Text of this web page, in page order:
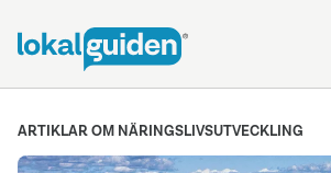
ARTIKLAR OM NÄRINGSLIVSUTVECKLING